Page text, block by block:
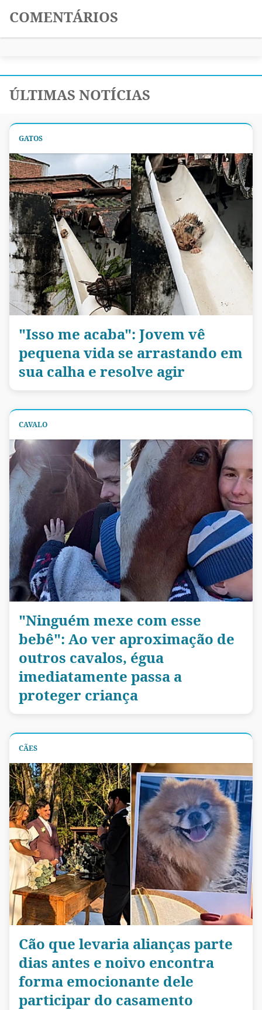
COMENTÁRIOS
ÚLTIMAS NOTÍCIAS
GATOS
"Isso me acaba": Jovem vê
pequena vida se arrastando em
sua calha e resolve agir
CAVALO
"Ninguém mexe com esse
bebê": Ao ver aproximação de
outros cavalos, égua
imediatamente passa a
proteger criança
CÃES
Cão que levaria alianças parte
dias antes e noivo encontra
forma emocionante dele
participar do casamento